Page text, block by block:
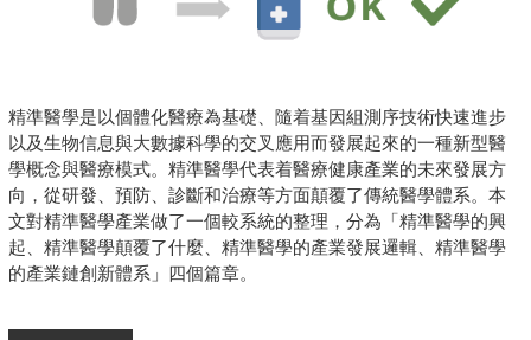
精準醫學是以個體化醫療為基礎、隨着基因組測序技術快速進步
以及生物信息與大數據科學的交叉應用而發展起來的一種新型醫
學概念與醫療模式。精準醫學代表着醫療健康產業的未來發展方
向，從研發、預防、診斷和治療等方面顛覆了傳統醫學體系。本
文對精準醫學產業做了一個較系統的整理，分為「精準醫學的興
起、精準醫學顛覆了什麼、精準醫學的產業發展邏輯、精準醫學
的產業鏈創新體系」四個篇章。